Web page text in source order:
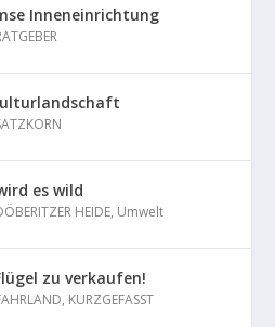
Inneneinrichtung
es wild
HEIDE, Umwelt
zu verkaufen!
, KURZGEFASST